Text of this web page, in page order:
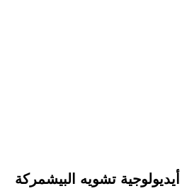
أيديولوجية تشويه البيشمركة